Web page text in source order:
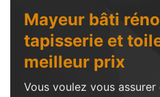
Mayeur bâti
tapisserie et
meilleur prix
Vous voulez vous assurer